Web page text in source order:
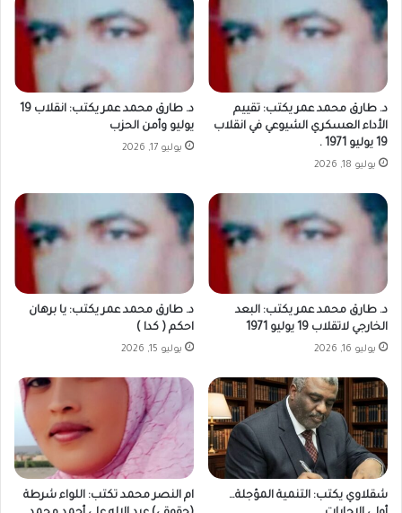
د. طارق محمد عمر يكتب: تقييم
الأداء العسكري الشيوعي في انقلاب
19 يوليو 1971 .
يوليو 18, 2026
د. طارق محمد عمر يكتب: انقلاب 19
يوليو وأمن الحزب
يوليو 17, 2026
د. طارق محمد عمر يكتب: البعد
الخارجي لاتقلاب 19 يوليو 1971
يوليو 16, 2026
د. طارق محمد عمر يكتب: يا برهان
احكم ( كدا )
يوليو 15, 2026
شقلاوي يكتب: التنمية المؤجلة…
ام النصر محمد تكتب: اللواء شرطة